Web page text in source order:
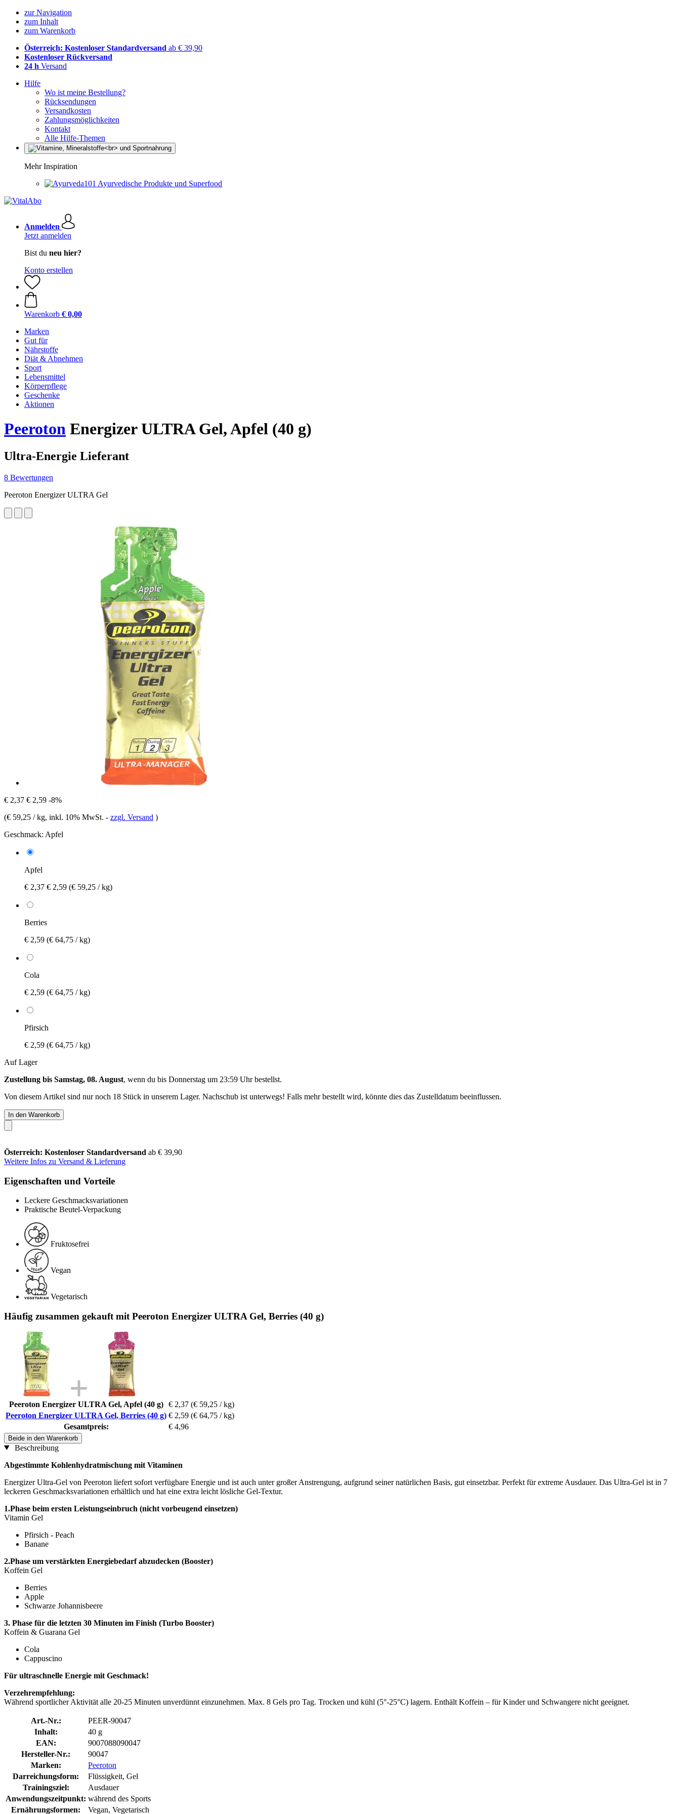
zur Navigation
zum Inhalt
zum Warenkorb
Österreich: Kostenloser Standardversand ab € 39,90
Kostenloser Rückversand
24 h Versand
Hilfe
Wo ist meine Bestellung?
Rücksendungen
Versandkosten
Zahlungsmöglichkeiten
Kontakt
Alle Hilfe-Themen
Mehr Inspiration
Ayurvedische Produkte und Superfood
Anmelden
Jetzt anmelden
Bist du neu hier?
Konto erstellen
Warenkorb € 0,00
Marken
Gut für
Nährstoffe
Diät & Abnehmen
Sport
Lebensmittel
Körperpflege
Geschenke
Aktionen
Peeroton Energizer ULTRA Gel, Apfel (40 g)
Ultra-Energie Lieferant
8 Bewertungen
Peeroton Energizer ULTRA Gel
€ 2,37 € 2,59 -8%
(€ 59,25 / kg, inkl. 10% MwSt. - zzgl. Versand )
Geschmack: Apfel
Apfel
€ 2,37 € 2,59 (€ 59,25 / kg)
Berries
€ 2,59 (€ 64,75 / kg)
Cola
€ 2,59 (€ 64,75 / kg)
Pfirsich
€ 2,59 (€ 64,75 / kg)
Auf Lager
Zustellung bis Samstag, 08. August, wenn du bis Donnerstag um 23:59 Uhrbestellst.
Von diesem Artikel sind nur noch 18 Stück in unserem Lager. Nachschub ist unterwegs! Falls mehr bestellt wird, könnte dies das Zustelldatum beeinflussen.
In den Warenkorb
Österreich: Kostenloser Standardversand ab € 39,90
Weitere Infos zu Versand & Lieferung
Eigenschaften und Vorteile
Leckere Geschmacksvariationen
Praktische Beutel-Verpackung
Fruktosefrei
Vegan
Vegetarisch
Häufig zusammen gekauft mit Peeroton Energizer ULTRA Gel, Berries (40 g)
Peeroton Energizer ULTRA Gel, Apfel (40 g) € 2,37 (€ 59,25 / kg)
Peeroton Energizer ULTRA Gel, Berries (40 g) € 2,59 (€ 64,75 / kg)
Gesamtpreis:
€ 4,96
Beide in den Warenkorb
Beschreibung
Abgestimmte Kohlenhydratmischung mit Vitaminen
Energizer Ultra-Gel von Peeroton liefert sofort verfügbare Energie und ist auch unter großer Anstrengung, aufgrund seiner natürlichen Basis, gut einsetzbar. Perfekt für extreme Ausdauer. Das Ultra-Gel ist in 7
leckeren Geschmacksvariationen erhältlich und hat eine extra leicht lösliche Gel-Textur.
1.Phase beim ersten Leistungseinbruch (nicht vorbeugend einsetzen)
Vitamin Gel
Pfirsich - Peach
Banane
2.Phase um verstärkten Energiebedarf abzudecken (Booster)
Koffein Gel
Berries
Apple
Schwarze Johannisbeere
3. Phase für die letzten 30 Minuten im Finish (Turbo Booster)
Koffein & Guarana Gel
Cola
Cappuscino
Für ultraschnelle Energie mit Geschmack!
Verzehrempfehlung:
Während sportlicher Aktivität alle 20-25 Minuten unverdünnt einzunehmen. Max. 8 Gels pro Tag. Trocken und kühl (5°-25°C) lagern. Enthält Koffein – für Kinder und Schwangere nicht geeignet.
Art.-Nr.:
PEER-90047
Inhalt:
40 g
EAN:
9007088090047
Hersteller-Nr.:
90047
Marken:
Peeroton
Darreichungsform:
Flüssigkeit, Gel
Trainingsziel:
Ausdauer
Anwendungszeitpunkt: während des Sports
Ernährungsformen:
Vegan, Vegetarisch